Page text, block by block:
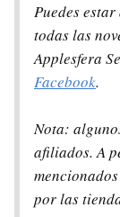
Puedes
todas las
Applesfera
Facebook.
Nota:
afiliados. A
por las